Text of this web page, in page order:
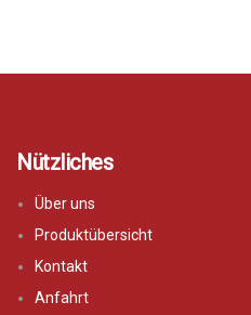
Nützliches
Über uns
Produktübersicht
Kontakt
Anfahrt